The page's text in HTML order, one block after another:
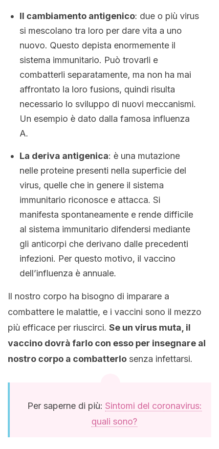
Il cambiamento antigenico: due o più virus
si mescolano tra loro per dare vita a uno
nuovo. Questo depista enormemente il
sistema immunitario. Può trovarli e
combatterli separatamente, ma non ha mai
affrontato la loro fusions, quindi risulta
necessario lo sviluppo di nuovi meccanismi.
Un esempio è dato dalla famosa influenza
A.
La deriva antigenica: è una mutazione
nelle proteine presenti nella superficie del
virus, quelle che in genere il sistema
immunitario riconosce e attacca. Si
manifesta spontaneamente e rende difficile
al sistema immunitario difendersi mediante
gli anticorpi che derivano dalle precedenti
infezioni. Per questo motivo, il vaccino
dell’influenza è annuale.
Il nostro corpo ha bisogno di imparare a
combattere le malattie, e i vaccini sono il mezzo
più efficace per riuscirci. Se un virus muta, il
vaccino dovrà farlo con esso per insegnare al
nostro corpo a combatterlo senza infettarsi.
Per saperne di più: Sintomi del coronavirus:
quali sono?